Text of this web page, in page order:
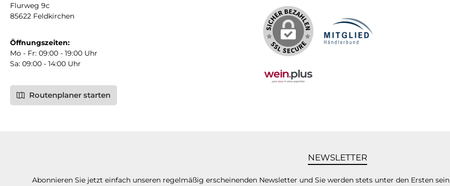
Flurweg 9c
85622 Feldkirchen
Öffnungszeiten:
Mo - Fr: 09:00 - 19:00 Uhr
Sa: 09:00 - 14:00 Uhr
Routenplaner starten
NEWSLETTER
Abonnieren Sie jetzt einfach unseren regelmäßig erscheinenden Newsletter und Sie werden stets unter den Ersten